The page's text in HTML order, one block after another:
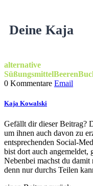
Deine Kaja
alternative
SüßungsmittelBeeren
0 Kommentare Email
Kaja Kowalski
Gefällt dir dieser Beitrag?
um ihnen auch davon zu
entsprechenden Social-
bist dort auch angemeldet,
Nebenbei machst du
denn nur durchs Teilen